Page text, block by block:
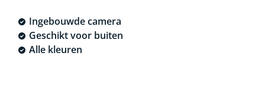
Ingebouwde camera
Geschikt voor buiten
Alle kleuren